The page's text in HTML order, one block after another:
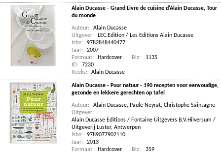
Alain Ducasse - Grand Livre de cuisine d'Alain Ducasse, Tour
du monde
Auteur:
Alain Ducasse
Uitgever:
LEC.Edition / Les Editions Alain Ducasse
Isbn:
9782848440477
Jaar:
2007
Formaat:
Hardcover Blz:
1135
ID:
7230
Reeks:
Alain Ducasse
Alain Ducasse - Puur natuur - 190 recepten voor eenvoudige,
gezonde en lekkere gerechten op tafel
Auteur: Alain Ducasse, Paule Neyrat, Christophe Saintagne
Uitgever:
Alain Ducasse Editions / Fontaine Uitgevers B.V.Hilversum /
Uitgeverij Luster, Antwerpen
Isbn:
9789077902110
Jaar:
2013
Formaat:
Hardcover Blz:
359